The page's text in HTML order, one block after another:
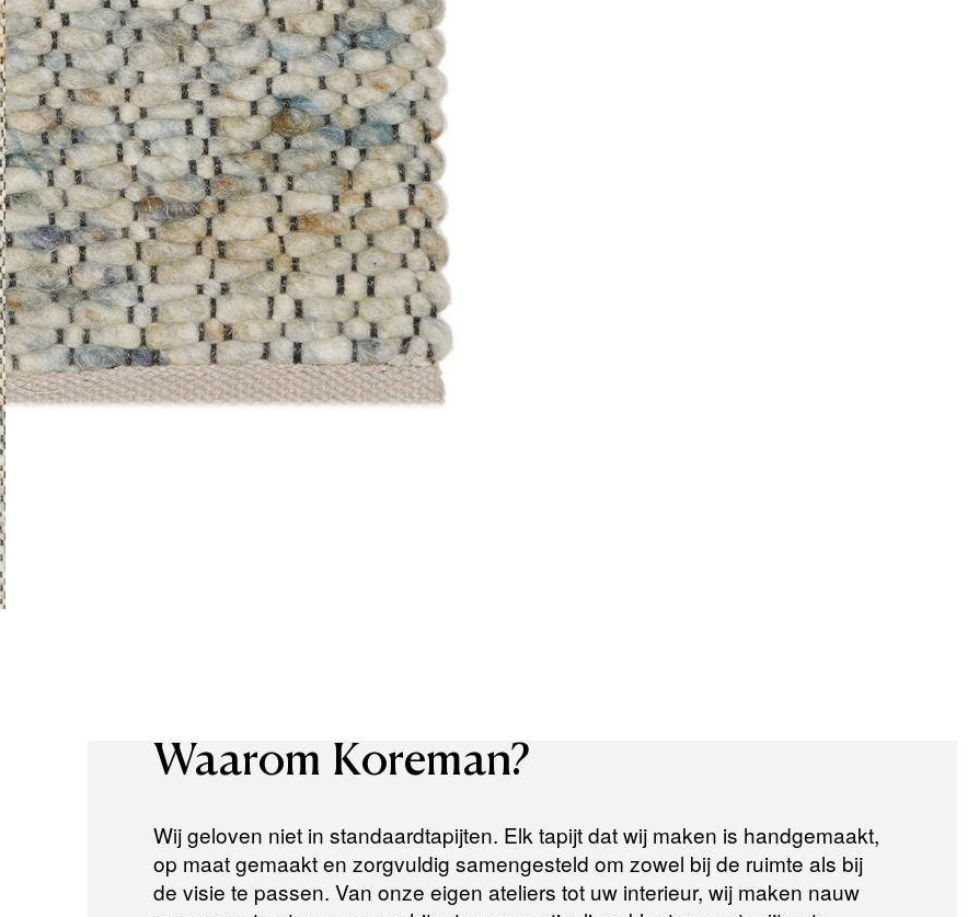
Het artikel wordt gratis bij u thuis geleverd. Wij streven ernaar uw
bestelling binnen
Retourneren:
Het artikel wordt gratis bij u thuis geleverd. Mocht het niet passen en
u besluit het te retourneren, dan storten wij het aankoopbedrag zo
snel mogelijk terug, maar uiterlijk
Voor meer informatie kunt u terecht op:
Waarom Koreman?
Wij geloven niet in standaardtapijten. Elk tapijt dat wij maken is handgemaakt,
op maat gemaakt en zorgvuldig samengesteld om zowel bij de ruimte als bij
de visie te passen. Van onze eigen ateliers tot uw interieur, wij maken nauw